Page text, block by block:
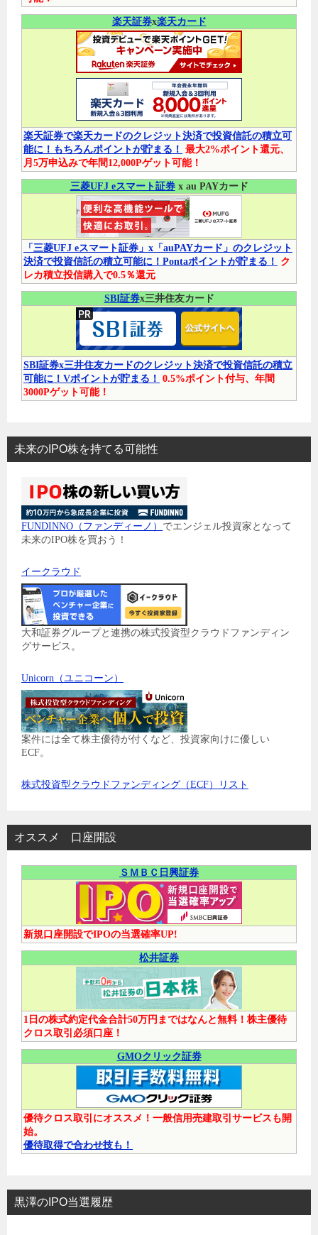
楽天証券x楽天カード
楽天証券で楽天カードのクレジット決済で投資信託の積立可
能に！もちろんポイントが貯まる！ 最大2%ポイント還元、
月5万申込みで年間12,000Pゲット可能！
三菱UFJ eスマート証券x au PAYカード
「三菱UFJ eスマート証券」x「auPAYカード」のクレジット
決済で投資信託の積立可能に！Pontaポイントが貯まる！
ク
レカ積立投信購入で0.5％還元
SBI証券x三井住友カード
SBI証券x三井住友カードのクレジット決済で投資信託の積立
可能に！Vポイントが貯まる！ 0.5%ポイント付与、年間
3000Pゲット可能！
未来のIPO株を持てる可能性
FUNDINNO（ファンディーノ） でエンジェル投資家となって
未来のIPO株を買おう！
イークラウド
大和証券グループと連携の株式投資型クラウドファンディン
グサービス。
Unicorn（ユニコーン）
案件には全て株主優待が付くなど、投資家向けに優しい
ECF。
株式投資型クラウドファンディング（ECF）リスト
オススメ 口座開設
ＳＭＢＣ日興証券
新規口座開設でIPOの当選確率UP!
松井証券
1日の株式約定代金合計50万円まではなんと無料！株主優待
クロス取引必須口座！
GMOクリック証券
優待クロス取引にオススメ！一般信用売建取引サービスも開
始。
優待取得で合わせ技も！
黒澤のIPO当選履歴